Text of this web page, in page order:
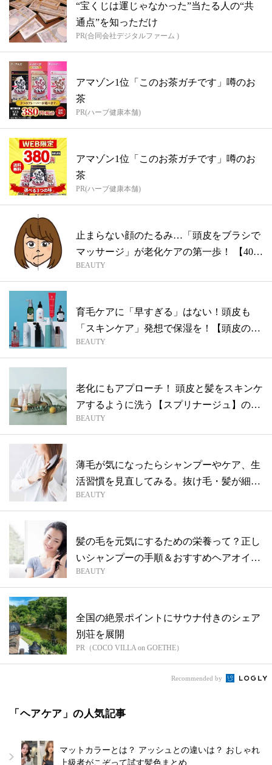
“宝くじは運じゃなかった”当たる人の“共
通点”を知っただけ
PR(合同会社デジタルファーム )
アマゾン1位「このお茶ガチです」噂のお
茶
PR(ハーブ健康本舗)
アマゾン1位「このお茶ガチです」噂のお
茶
PR(ハーブ健康本舗)
止まらない顔のたるみ…「頭皮をブラシで
マッサージ」が老化ケアの第一歩！ 【40
歳...
BEAUTY
育毛ケアに「早すぎる」はない！頭皮も
「スキンケア」発想で保湿を！【頭皮のエ
イジン...
BEAUTY
老化にもアプローチ！ 頭皮と髪をスキンケ
アするように洗う【スプリナージュ】のヘ
ア...
BEAUTY
薄毛が気になったらシャンプーやケア、生
活習慣を見直してみる。抜け毛・髪が細く
なる...
BEAUTY
髪の毛を元気にするための栄養って？正し
いシャンプーの手順＆おすすめヘアオイル
も
BEAUTY
全国の絶景ポイントにサウナ付きのシェア
別荘を展開
PR（COCO VILLA on GOETHE）
Recommended by
「ヘアケア」の人気記事
マットカラーとは？ アッシュとの違いは？ おしゃれ
上級者がこぞって試す髪色まとめ